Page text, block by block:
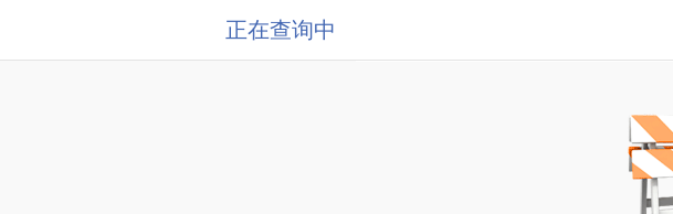
正在查询中